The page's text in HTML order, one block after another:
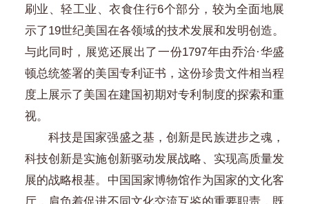
刷业、轻工业、衣食住行6个部分，较为全面地展
示了19世纪美国在各领域的技术发展和发明创造。
与此同时，展览还展出了一份1797年由乔治·华盛
顿总统签署的美国专利证书，这份珍贵文件相当程
度上展示了美国在建国初期对专利制度的探索和重
视。
科技是国家强盛之基，创新是民族进步之魂，
科技创新是实施创新驱动发展战略、实现高质量发
展的战略根基。中国国家博物馆作为国家的文化客